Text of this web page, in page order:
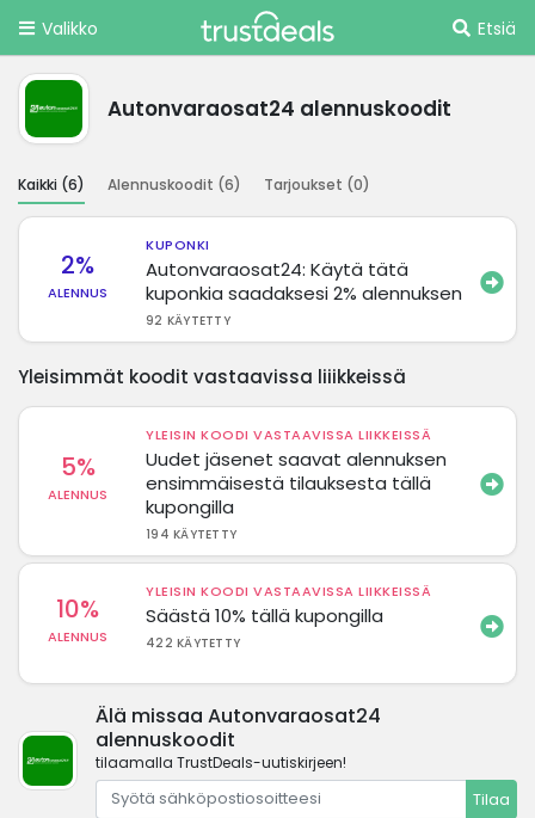
Valikko Etsiä
Autonvaraosat24 alennuskoodit
Kaikki (6) Alennuskoodit (6) Tarjoukset (0)
2%
ALENNUS
KUPONKI
Autonvaraosat24: Käytä tätä
kuponkia saadaksesi 2% alennuksen
92 KÄYTETTY
Yleisimmät koodit vastaavissa liiikkeissä
5%
ALENNUS
YLEISIN KOODI VASTAAVISSA LIIKKEISSÄ
Uudet jäsenet saavat alennuksen
ensimmäisestä tilauksesta tällä
kupongilla
194 KÄYTETTY
10%
ALENNUS
YLEISIN KOODI VASTAAVISSA LIIKKEISSÄ
Säästä 10% tällä kupongilla
422 KÄYTETTY
Älä missaa Autonvaraosat24
alennuskoodit
tilaamalla TrustDeals-uutiskirjeen!
Tilaa